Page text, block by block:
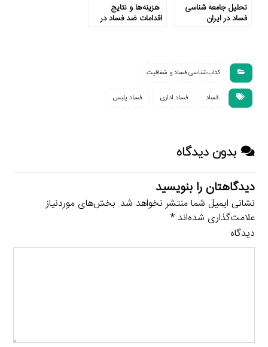
تحلیل جامعه شناسی
فساد در ایران
هزینه‌ها و نتایج
اقدامات ضد فساد در
کتاب‌شناسی فساد و شفافیت
فساد فساد اداری فساد پلیس
بدون دیدگاه
دیدگاهتان را بنویسید
نشانی ایمیل شما منتشر نخواهد شد. بخش‌های موردنیاز
علامت‌گذاری شده‌اند*
دیدگاه